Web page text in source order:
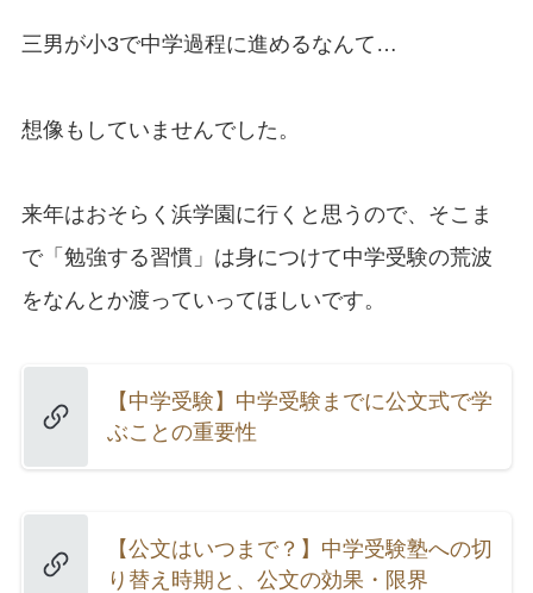
三男が小3で中学過程に進めるなんて…
想像もしていませんでした。
来年はおそらく浜学園に行くと思うので、そこま
で「勉強する習慣」は身につけて中学受験の荒波
をなんとか渡っていってほしいです。
【中学受験】中学受験までに公文式で学
ぶことの重要性
【公文はいつまで？】中学受験塾への切
り替え時期と、公文の効果・限界